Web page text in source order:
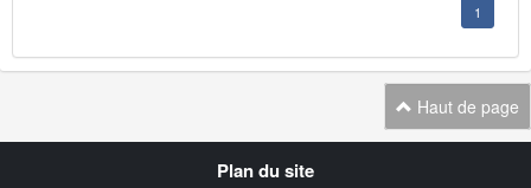
1
Haut de page
Plan du site